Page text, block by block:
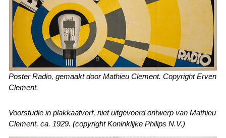
Poster Radio, gemaakt door Mathieu Clement. Copyright Erven
Clement.
Voorstudie in plakkaatverf, niet uitgevoerd ontwerp van Mathieu
Clement, ca. 1929. (copyright Koninklijke Philips N.V.)